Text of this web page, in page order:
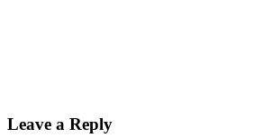
Leave a Reply